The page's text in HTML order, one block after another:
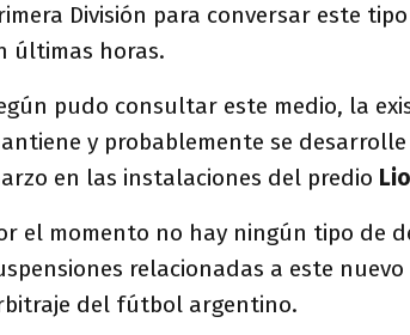
División para conversar este
últimas horas.
pudo consultar este medio, la
y probablemente se
en las instalaciones del predio
el momento no hay ningún tipo de
relacionadas a este
del fútbol argentino.